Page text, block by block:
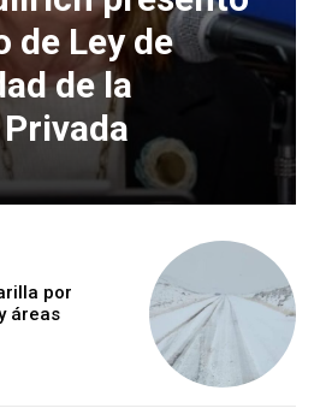
de Ley de
de la
por
áreas